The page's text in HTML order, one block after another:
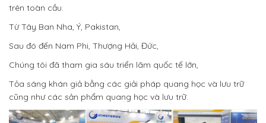
trên toàn cầu.
Từ Tây Ban Nha, Ý, Pakistan,
Sau đó đến Nam Phi, Thượng Hải, Đức,
Chúng tôi đã tham gia sáu triển lãm quốc tế lớn,
Tỏa sáng khán giả bằng các giải pháp quang học và lưu trữ
cũng như các sản phẩm quang học và lưu trữ.